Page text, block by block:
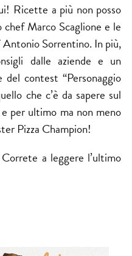
Ricette a più non posso
Marco Scaglione e le
Sorrentino. In più,
dalle aziende e un
contest “Personaggio
che c’è da sapere sul
per ultimo ma non meno
Pizza Champion!
a leggere l’ultimo